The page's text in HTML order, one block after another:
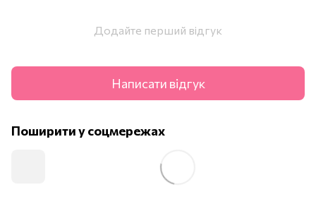
Додайте перший відгук
Написати відгук
Поширити у соцмережах